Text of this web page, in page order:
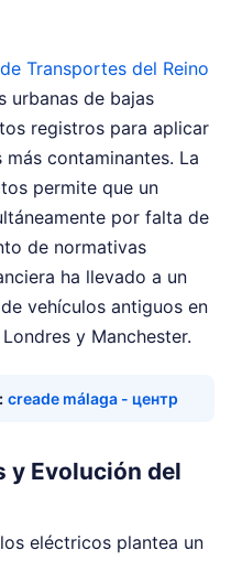
Transportes del Reino
urbanas de bajas
registros para aplicar
contaminantes. La
permite que un
por falta de
de normativas
ha llevado a un
vehículos antiguos en
y Manchester.
creade málaga - центр
y Evolución del
eléctricos plantea un